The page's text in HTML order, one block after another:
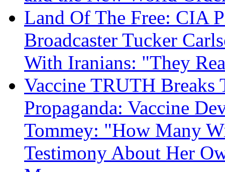
Land Of The Free: CIA
Broadcaster Tucker
With Iranians: "They
Vaccine TRUTH
Propaganda: Vaccine
Tommey: "How Many
Testimony About Her